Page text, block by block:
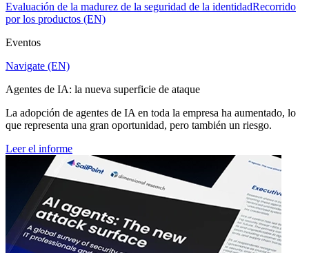
Evaluación de la madurez de la seguridad de la identidadRecorrido
por los productos (EN)
Eventos
Navigate (EN)
Agentes de IA: la nueva superficie de ataque
La adopción de agentes de IA en toda la empresa ha aumentado, lo
que representa una gran oportunidad, pero también un riesgo.
Leer el informe